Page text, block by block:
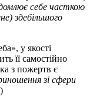
себе часткою
здебільшого
у якості
її самостійно
з пожертв є
зі сфери